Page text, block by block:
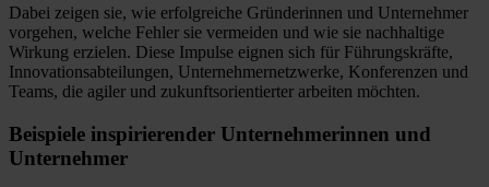
Dabei zeigen sie, wie erfolgreiche Gründerinnen und Unternehmer
vorgehen, welche Fehler sie vermeiden und wie sie nachhaltige
Wirkung erzielen. Diese Impulse eignen sich für Führungskräfte,
Innovationsabteilungen, Unternehmernetzwerke, Konferenzen und
Teams, die agiler und zukunftsorientierter arbeiten möchten.
Beispiele inspirierender Unternehmerinnen und
Unternehmer